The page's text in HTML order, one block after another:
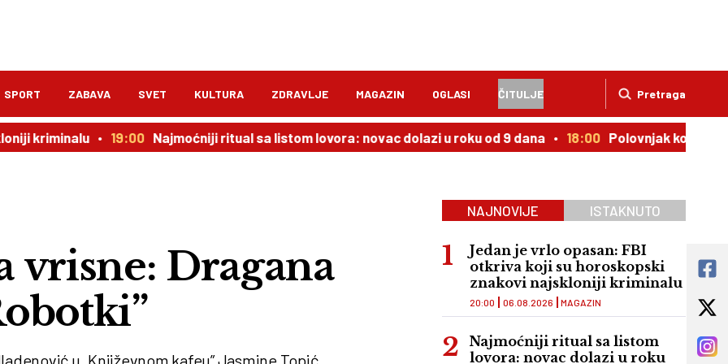
Pretraga
SPORT ZABAVA SVET KULTURA ZDRAVLJE MAGAZIN OGLASI ČITULJE
19:00 Najmoćniji ritual sa listom lovora: novac dolazi u roku od 9 dana 18:00 Polovnjak kojem cena
vrisne: Dragana
u „Književnom kafeu” Jasmine Topić
NAJNOVIJE ISTAKNUTO
Jedan je vrlo opasan: FBI
otkriva koji su horoskopski
znakovi najskloniji kriminalu
MAGAZIN
20:00 06.08.2026
Najmoćniji ritual sa listom
lovora: novac dolazi u roku